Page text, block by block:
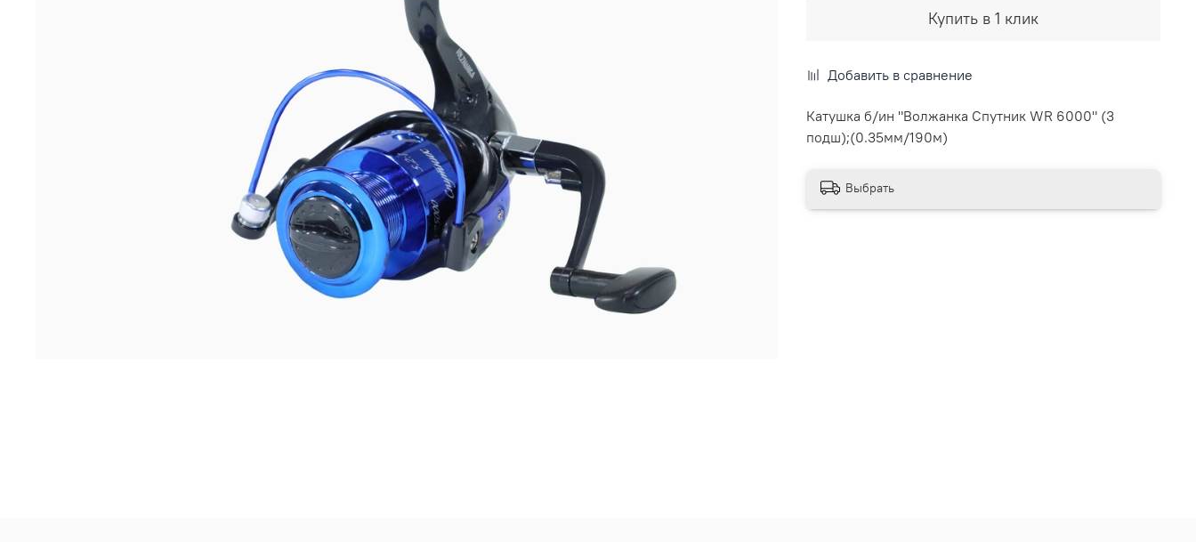
Купить в 1 клик
Добавить в сравнение
Катушка б/ин "Волжанка Спутник WR 6000" (3
подш);(0.35мм/190м)
Выбрать